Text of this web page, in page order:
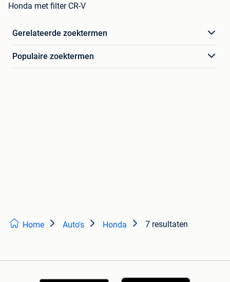
Honda met filter CR-V
Gerelateerde zoektermen
Populaire zoektermen
Home Auto's Honda 7 resultaten